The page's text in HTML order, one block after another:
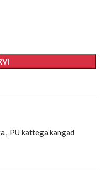
, PU kattega kangad